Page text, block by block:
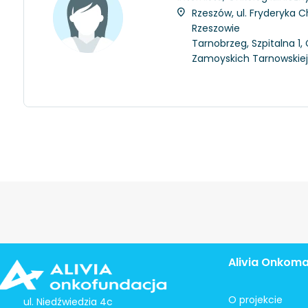
Rzeszów, ul. Fryderyka
Rzeszowie
Tarnobrzeg, Szpitalna
Zamoyskich
ul. Niedźwiedzia 4c
Alivia
O projekcie